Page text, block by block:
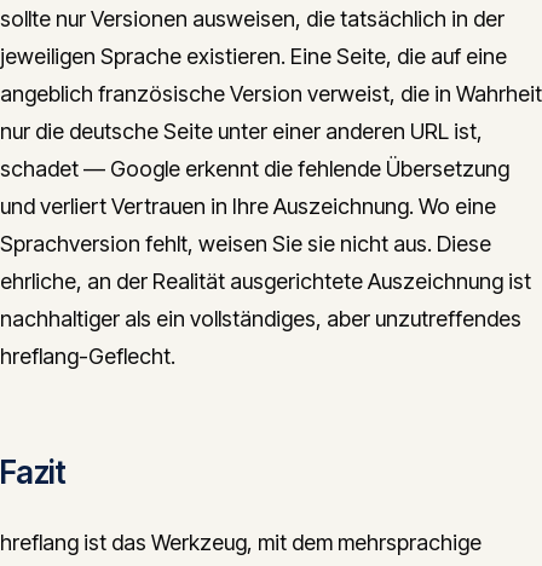
sollte nur Versionen ausweisen, die tatsächlich in der
jeweiligen Sprache existieren. Eine Seite, die auf eine
angeblich französische Version verweist, die in Wahrheit
nur die deutsche Seite unter einer anderen URL ist,
schadet — Google erkennt die fehlende Übersetzung
und verliert Vertrauen in Ihre Auszeichnung. Wo eine
Sprachversion fehlt, weisen Sie sie nicht aus. Diese
ehrliche, an der Realität ausgerichtete Auszeichnung ist
nachhaltiger als ein vollständiges, aber unzutreffendes
hreflang-Geflecht.
Fazit
hreflang ist das Werkzeug, mit dem mehrsprachige